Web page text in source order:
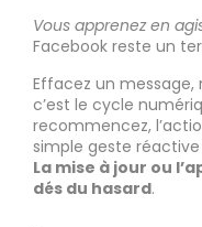
Vous apprenez en
Facebook reste un
Effacez un message,
c’est le cycle
recommencez,
simple geste
La mise à jour ou
dés du hasard.